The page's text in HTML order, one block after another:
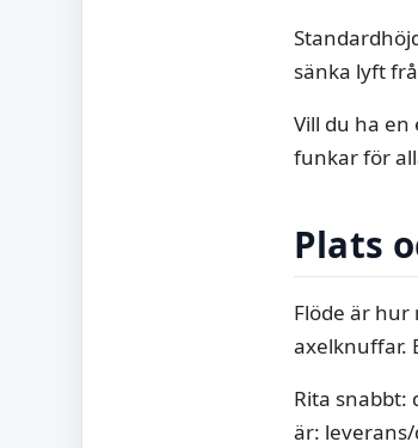
sänka lyft
Vill du ha
funkar för
Plats
Flöde är hur
axelknuffar.
Rita snabbt:
är: